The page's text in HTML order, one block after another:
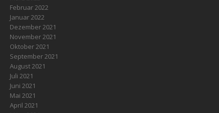
Februar 2022
Januar 2022
Dezember 2021
November 2021
Oktober 2021
September 2021
August 2021
Juli 2021
Juni 2021
Mai 2021
April 2021